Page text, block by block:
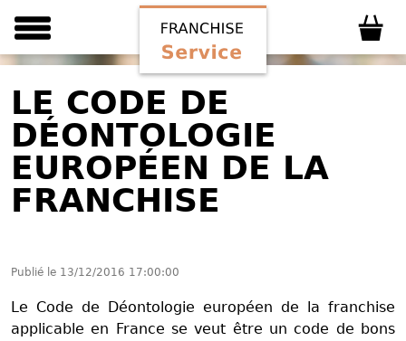
LE CODE DE
DÉONTOLOGIE
EUROPÉEN DE LA
FRANCHISE
Publié le 13/12/2016 17:00:00
Le Code de Déontologie européen de la franchise
applicable en France se veut être un code de bons